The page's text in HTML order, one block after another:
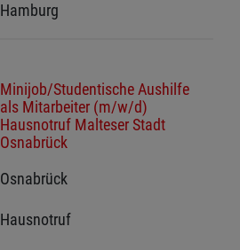
Hamburg
Minijob/Studentische Aushilfe
als Mitarbeiter (m/w/d)
Hausnotruf Malteser Stadt
Osnabrück
Osnabrück
Hausnotruf